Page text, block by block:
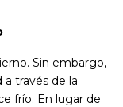
Sin embargo,
través de la
frío. En lugar de